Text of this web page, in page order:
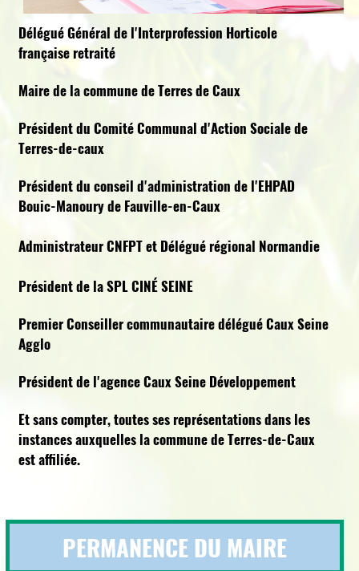
Délégué Général de l'Interprofession Horticole
française retraité
Maire de la commune de Terres de Caux
Président du Comité Communal d'Action Sociale de
Terres-de-caux
Président du conseil d'administration de l'EHPAD
Bouic-Manoury de Fauville-en-Caux
Administrateur CNFPT et Délégué régional Normandie
Président de la SPL CINÉ SEINE
Premier Conseiller communautaire délégué Caux Seine
Agglo
Président de l'agence Caux Seine Développement
Et sans compter, toutes ses représentations dans les
instances auxquelles la commune de Terres-de-Caux
est affiliée.
PERMANENCE DU MAIRE